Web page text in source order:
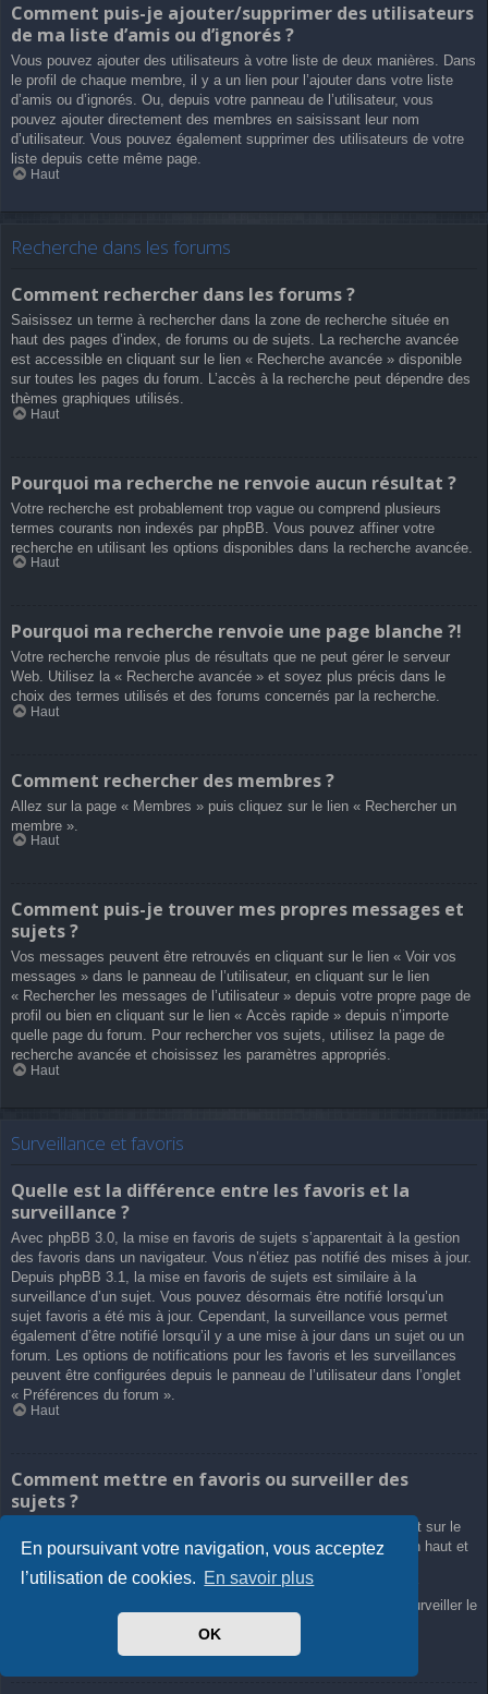
En poursuivant votre navigation, vous acceptez
l’utilisation de cookies. En savoir plus
OK
Comment puis-je ajouter/supprimer des utilisateurs
de ma liste d’amis ou d’ignorés ?
Vous pouvez ajouter des utilisateurs à votre liste de deux manières. Dans
le profil de chaque membre, il y a un lien pour l’ajouter dans votre liste
d’amis ou d’ignorés. Ou, depuis votre panneau de l’utilisateur, vous
pouvez ajouter directement des membres en saisissant leur nom
d’utilisateur. Vous pouvez également supprimer des utilisateurs de votre
liste depuis cette même page.
Haut
Recherche dans les forums
Comment rechercher dans les forums ?
Saisissez un terme à rechercher dans la zone de recherche située en
haut des pages d’index, de forums ou de sujets. La recherche avancée
est accessible en cliquant sur le lien « Recherche avancée » disponible
sur toutes les pages du forum. L’accès à la recherche peut dépendre des
thèmes graphiques utilisés.
Haut
Pourquoi ma recherche ne renvoie aucun résultat ?
Votre recherche est probablement trop vague ou comprend plusieurs
termes courants non indexés par phpBB. Vous pouvez affiner votre
recherche en utilisant les options disponibles dans la recherche avancée.
Haut
Pourquoi ma recherche renvoie une page blanche ?!
Votre recherche renvoie plus de résultats que ne peut gérer le serveur
Web. Utilisez la « Recherche avancée » et soyez plus précis dans le
choix des termes utilisés et des forums concernés par la recherche.
Haut
Comment rechercher des membres ?
Allez sur la page « Membres » puis cliquez sur le lien « Rechercher un
membre ».
Haut
Comment puis-je trouver mes propres messages et
sujets ?
Vos messages peuvent être retrouvés en cliquant sur le lien « Voir vos
messages » dans le panneau de l’utilisateur, en cliquant sur le lien
« Rechercher les messages de l’utilisateur » depuis votre propre page de
profil ou bien en cliquant sur le lien « Accès rapide » depuis n’importe
quelle page du forum. Pour rechercher vos sujets, utilisez la page de
recherche avancée et choisissez les paramètres appropriés.
Haut
Surveillance et favoris
Quelle est la différence entre les favoris et la
surveillance ?
Avec phpBB 3.0, la mise en favoris de sujets s’apparentait à la gestion
des favoris dans un navigateur. Vous n’étiez pas notifié des mises à jour.
Depuis phpBB 3.1, la mise en favoris de sujets est similaire à la
surveillance d’un sujet. Vous pouvez désormais être notifié lorsqu’un
sujet favoris a été mis à jour. Cependant, la surveillance vous permet
également d’être notifié lorsqu’il y a une mise à jour dans un sujet ou un
forum. Les options de notifications pour les favoris et les surveillances
peuvent être configurées depuis le panneau de l’utilisateur dans l’onglet
« Préférences du forum ».
Haut
Comment mettre en favoris ou surveiller des
sujets ?
Vous pouvez ajouter aux favoris ou surveiller un sujet en cliquant sur le
lien approprié dans le menu « Outils de sujet », souvent placé en haut et
Répondre à un sujet en cochant la case du formulaire « M’avertir
lorsqu’une réponse est postée » vous permettra également de surveiller le